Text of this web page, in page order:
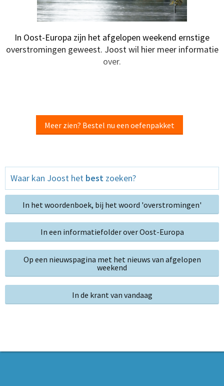
In Oost-Europa zijn het afgelopen weekend ernstige
overstromingen geweest. Joost wil hier meer informatie
over.
Meer zien? Bestel nu een oefenpakket
Waar kan Joost het best zoeken?
In het woordenboek, bij het woord 'overstromingen'
In een informatiefolder over Oost-Europa
Op een nieuwspagina met het nieuws van afgelopen
weekend
In de krant van vandaag